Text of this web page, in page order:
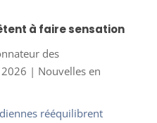
à faire sensation
des
| Nouvelles en